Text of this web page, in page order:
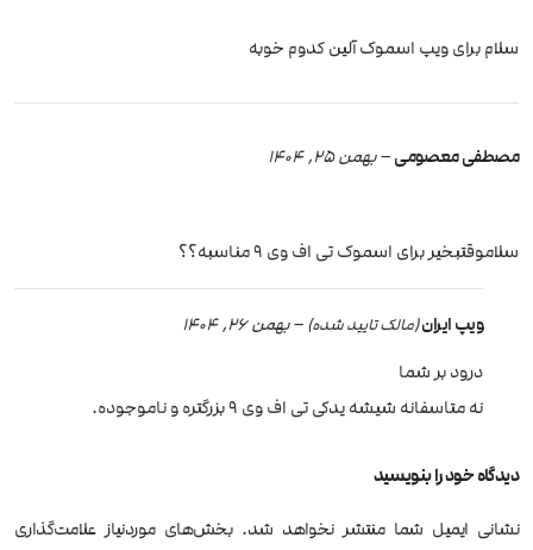
سلام برای ویپ اسموک آلین کدوم خوبه
مصطفی معصومی–بهمن 25, 1404
سلاموقتبخیر برای اسموک تی اف وی 9 مناسبه؟؟
ویپ ایران(مالک تایید شده) – بهمن 26, 1404
درود بر شما
نه متاسفانه شیشه یدکی تی اف وی 9 بزرگتره و ناموجوده.
دیدگاه خود را بنویسید
نشانی ایمیل شما منتشر نخواهد شد. بخش‌های موردنیاز علامت‌گذاری